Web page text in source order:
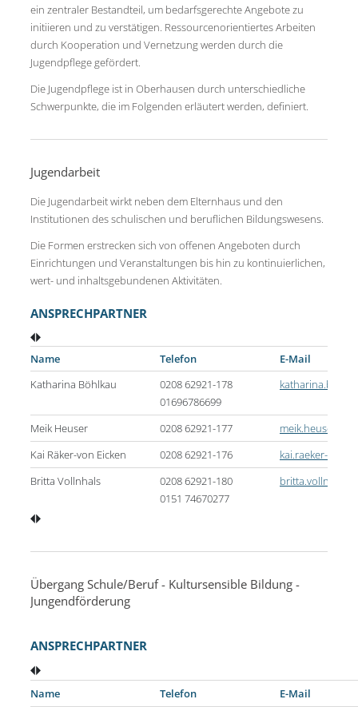
ein zentraler Bestandteil, um bedarfsgerechte Angebote zu
initiieren und zu verstätigen. Ressourcenorientiertes Arbeiten
durch Kooperation und Vernetzung werden durch die
Jugendpflege gefördert.
Die Jugendpflege ist in Oberhausen durch unterschiedliche
Schwerpunkte, die im Folgenden erläutert werden, definiert.
Jugendarbeit
Die Jugendarbeit wirkt neben dem Elternhaus und den
Institutionen des schulischen und beruflichen Bildungswesens.
Die Formen erstrecken sich von offenen Angeboten durch
Einrichtungen und Veranstaltungen bis hin zu kontinuierlichen,
wert- und inhaltsgebundenen Aktivitäten.
ANSPRECHPARTNER
Name Telefon
E-Mail
Katharina Böhlkau
0208 62921-178
01696786699
Meik Heuser 0208 62921-177
Kai Räker-von Eicken
0208 62921-176
kai.raeker-von-
Britta Vollnhals
0208 62921-180
0151 74670277
Übergang Schule/Beruf - Kultursensible Bildung -
Jungendförderung
ANSPRECHPARTNER
Name Telefon
E-Mail